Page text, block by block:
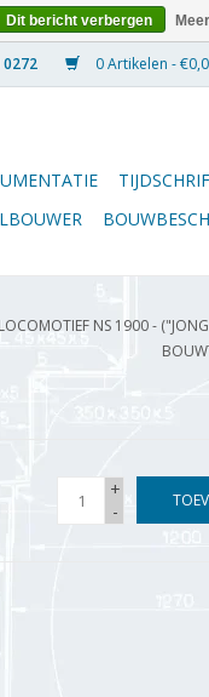
0 Artikelen -
NS 1900 -
+
-
Dit bericht verbergen